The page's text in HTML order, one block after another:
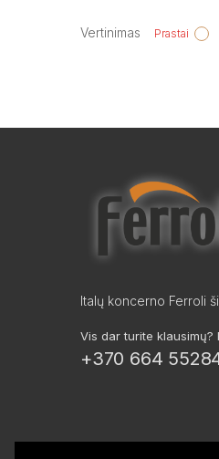
Vertinimas Prastai
Italų koncerno Ferroli
Vis dar turite klausimų?
+370 664